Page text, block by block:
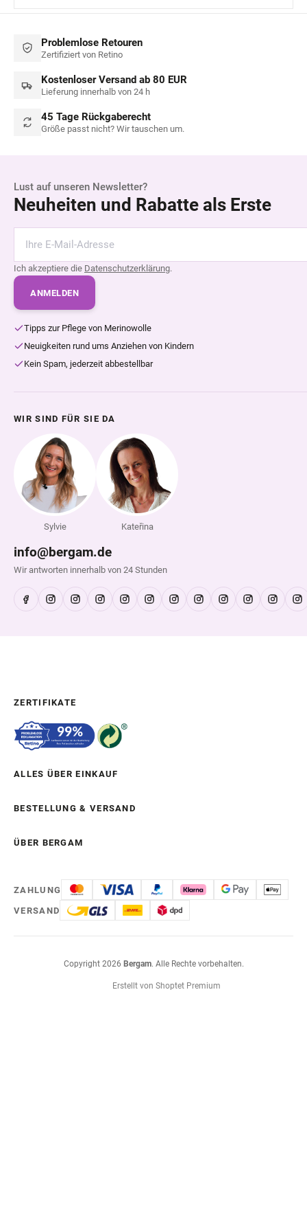
Problemlose Retouren
Zertifiziert von Retino
Kostenloser Versand ab 80 EUR
Lieferung innerhalb von 24 h
45 Tage Rückgaberecht
Größe passt nicht? Wir tauschen um.
Lust auf unseren Newsletter?
Neuheiten und Rabatte als Erste
Ich akzeptiere die Datenschutzerklärung.
ANMELDEN
Tipps zur Pflege von Merinowolle
Neuigkeiten rund ums Anziehen von Kindern
Kein Spam, jederzeit abbestellbar
WIR SIND FÜR SIE DA
Sylvie Kateřina
info@bergam.de
Wir antworten innerhalb von 24 Stunden
ZERTIFIKATE
ALLES ÜBER EINKAUF
BESTELLUNG & VERSAND
ÜBER BERGAM
ZAHLUNG
VERSAND
Erstellt von Shoptet Premium
Copyright 2026 Bergam. Alle Rechte vorbehalten.